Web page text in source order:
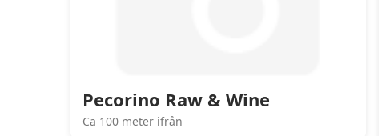
Pecorino Raw & Wine
Ca 100 meter ifrån